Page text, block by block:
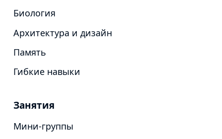
Биология
Архитектура и дизайн
Память
Гибкие навыки
Занятия
Мини-группы